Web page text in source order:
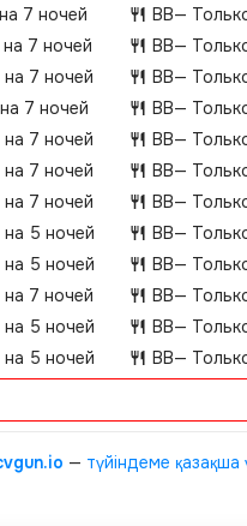
7 ночей
BB—
7 ночей
BB—
7 ночей
BB—
7 ночей
BB—
7 ночей
BB—
7 ночей
BB—
7 ночей
BB—
5 ночей
BB—
5 ночей
BB—
7 ночей
BB—
5 ночей
BB—
5 ночей
BB—
— түйіндеме қазақша